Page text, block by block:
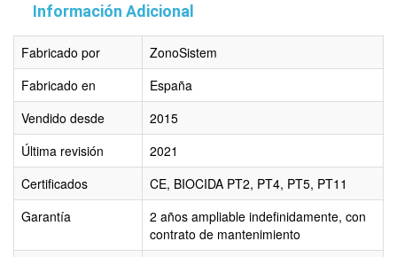
Información Adicional
Fabricado por
ZonoSistem
Fabricado en
España
Vendido desde
2015
Última revisión
2021
Certificados
CE, BIOCIDA PT2, PT4, PT5, PT11
Garantía
2 años ampliable indefinidamente, con
contrato de mantenimiento